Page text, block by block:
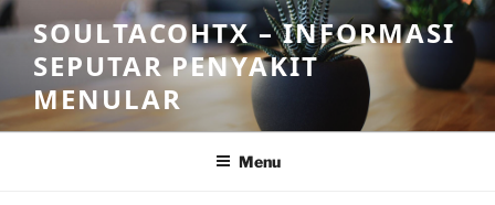
Skip
to
content
SOULTACOHTX – INFORMASI
SEPUTAR PENYAKIT
MENULAR
Menu